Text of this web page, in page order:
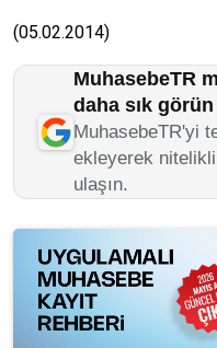
(05.02.2014)
MuhasebeTR
daha sık görün
MuhasebeTR'yi
ekleyerek
ulaşın.